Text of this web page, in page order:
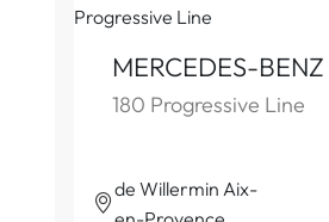
MERCEDES-BENZ
180 Progressive Line
de Willermin Aix-